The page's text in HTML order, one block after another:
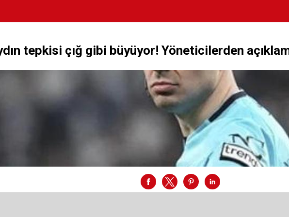
tepkisi çığ gibi büyüyor! Yöneticilerden